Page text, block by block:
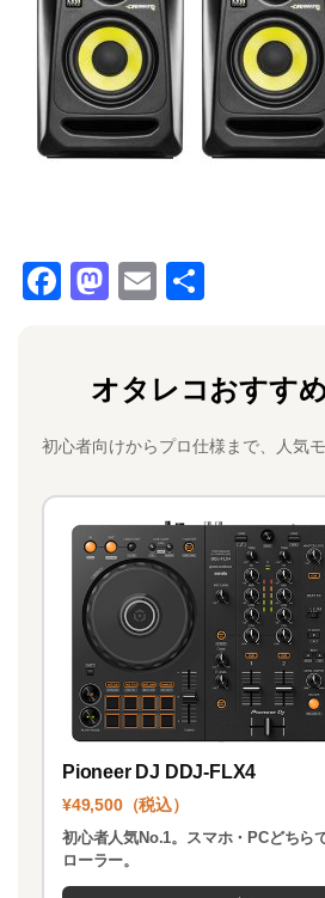
F
b
o
o
k
M
o
d
o
n
E
l
オタレコおすす
初心者向けからプロ仕様まで、人気
Pioneer DJ DDJ-FLX4
¥49,500（税込）
初心者人気No.1。スマホ・PCどちら
ローラー。